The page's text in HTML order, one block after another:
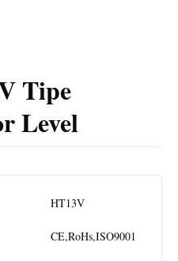
Tipe
Level
HT13V
CE,RoHs,ISO9001